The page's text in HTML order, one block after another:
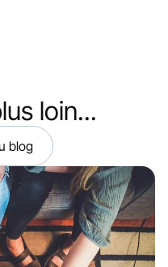
loin...
blog